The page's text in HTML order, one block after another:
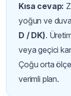
Kısa cevap:
yoğun ve
D / DK).
veya geçici
Çoğu orta
verimli plan.